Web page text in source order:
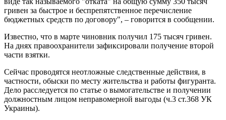
гривен за быстрое и беспрепятственное перечисление
бюджетных средств по договору", – говорится в сообщении.
Известно, что в марте чиновник получил 175 тысяч гривен.
На днях правоохранители зафиксировали получение второй
части взятки.
Сейчас проводятся неотложные следственные действия, в
частности, обыски по месту жительства и работы фигуранта.
Дело расследуется по статье о вымогательстве и получении
должностным лицом неправомерной выгоды (ч.3 ст.368 УК
Украины).